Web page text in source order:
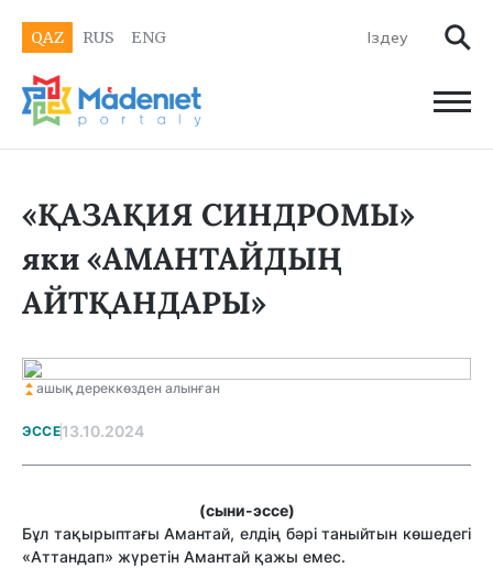
QAZ RUS ENG
«ҚАЗАҚИЯ СИНДРОМЫ»
яки «АМАНТАЙДЫҢ
АЙТҚАНДАРЫ»
ашық дереккөзден алынған
ЭССЕ13.10.2024
(сыни-эссе)
Бұл тақырыптағы Амантай, елдің бәрі таныйтын көшедегі
«Аттандап» жүретін Амантай қажы емес.